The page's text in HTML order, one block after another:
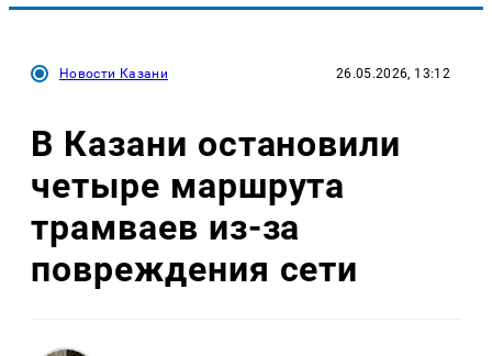
Новости Казани 26.05.2026, 13:12
В Казани остановили
четыре маршрута
трамваев из-за
повреждения сети